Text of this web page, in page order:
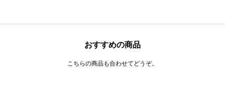
おすすめの商品
こちらの商品も合わせてどうぞ。